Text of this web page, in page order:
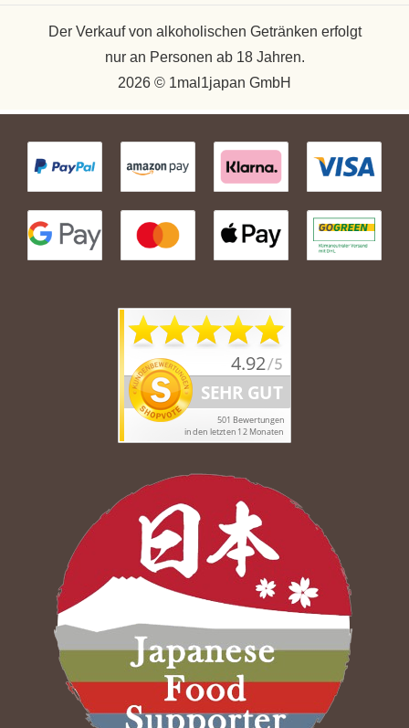
Der Verkauf von alkoholischen Getränken erfolgt
nur an Personen ab 18 Jahren.
2026 © 1mal1japan GmbH